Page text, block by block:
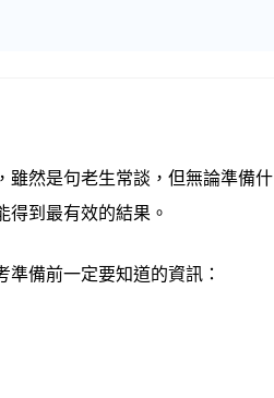
雖然是句老生常談，但無論準備什
得到最有效的結果。
備前一定要知道的資訊：